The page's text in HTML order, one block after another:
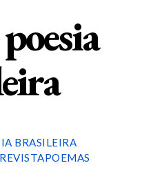
BRASILEIRA
REVISTAPOEMAS